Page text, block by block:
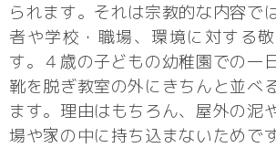
られます。それは宗教的な内容で
者や学校・職場、環境に対する
す。４歳の子どもの幼稚園での一
靴を脱ぎ教室の外にきちんと並べ
ます。理由はもちろん、屋外の泥
場や家の中に持ち込まないためで